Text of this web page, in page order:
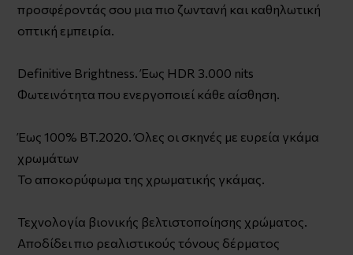
προσφέροντάς σου μια πιο ζωντανή και καθηλωτική
οπτική εμπειρία.
Definitive Brightness. Έως HDR 3.000 nits
Φωτεινότητα που ενεργοποιεί κάθε αίσθηση.
Έως 100% BT.2020. Όλες οι σκηνές με ευρεία γκάμα
χρωμάτων
Το αποκορύφωμα της χρωματικής γκάμας.
Τεχνολογία βιονικής βελτιστοποίησης χρώματος.
Αποδίδει πιο ρεαλιστικούς τόνους δέρματος